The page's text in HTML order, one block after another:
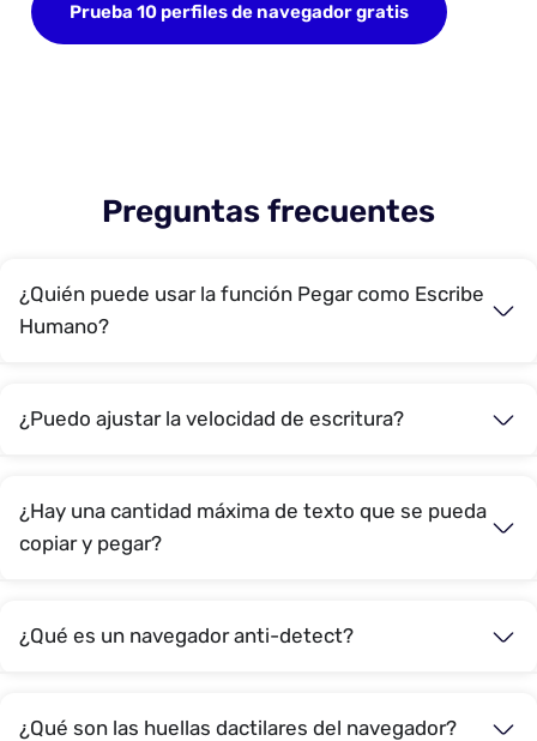
Prueba 10 perfiles de navegador gratis
Preguntas frecuentes
¿Quién puede usar la función Pegar como Escribe
Humano?
¿Puedo ajustar la velocidad de escritura?
¿Hay una cantidad máxima de texto que se pueda
copiar y pegar?
¿Qué es un navegador anti-detect?
¿Qué son las huellas dactilares del navegador?